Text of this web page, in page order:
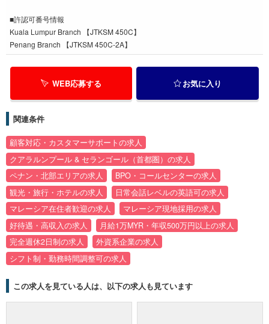
■許認可番号情報
Kuala Lumpur Branch 【JTKSM 450C】
Penang Branch 【JTKSM 450C-2A】
WEB応募する お気に入り
関連条件
顧客対応・カスタマーサポートの求人
クアラルンプール & セランゴール（首都圏）の求人
ペナン・北部エリアの求人
BPO・コールセンターの求人
観光・旅行・ホテルの求人
日常会話レベルの英語可の求人
マレーシア在住者歓迎の求人
マレーシア現地採用の求人
好待遇・高収入の求人
月給1万MYR・年収500万円以上の求人
完全週休2日制の求人
外資系企業の求人
シフト制・勤務時間調整可の求人
この求人を見ている人は、以下の求人も見ています